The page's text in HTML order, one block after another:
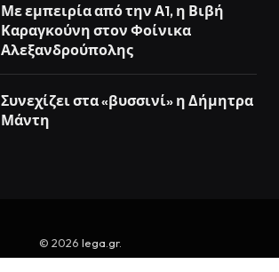
Με εμπειρία από την Α1, η Βιβή
Καραγκούνη στον Φοίνικα
Αλεξανδρούπολης
Συνεχίζει στα «βυσσινί» η Δήμητρα
Μάντη
© 2026 lega.gr.